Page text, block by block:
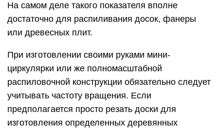
На самом деле такого показателя вполне
достаточно для распиливания досок, фанеры
или древесных плит.
При изготовлении своими руками мини-
циркулярки или же полномасштабной
распиловочной конструкции обязательно следует
учитывать частоту вращения. Если
предполагается просто резать доски для
изготовления определенных деревянных